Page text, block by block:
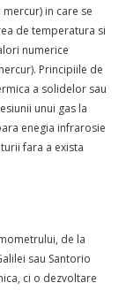
in care se
de temperatura si
numerice
Principiile de
a solidelor sau
unui gas la
enegia infrarosie
fara a exista
de la
sau Santorio
ci o dezvoltare